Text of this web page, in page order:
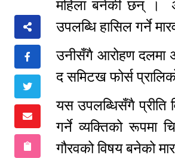
महिला बनेकी छन् ।
उपलब्धि हासिल गर्ने
उनीसँगै आरोहण दलमा
द समिटख फोर्स
यस उपलब्धिसँगै प्रीति
गर्ने व्यक्तिको रूपमा
गौरवको विषय बनेको